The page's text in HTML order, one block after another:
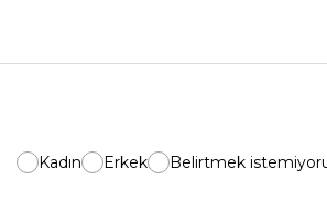
Kadın Erkek Belirtmek